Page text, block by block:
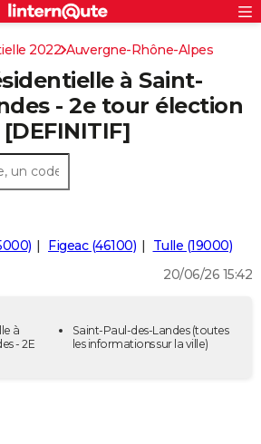
Rechercher
S'inscrire
Connexion
2022 Auvergne-Rhône-Alpes
à Saint-
- 2e tour élection
Figeac (46100)
Tulle (19000)
20/06/26 15:42
à
- 2E
Saint-Paul-des-Landes(toutes
les informations sur la ville)